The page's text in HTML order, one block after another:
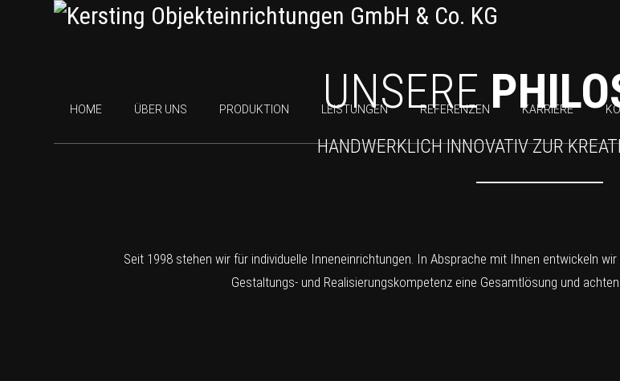
HOME ÜBER UNS PRODUKTION LEISTUNGEN REFERENZEN KARRIERE
UNSERE
HANDWERKLICH INNOVATIV ZUR
Seit 1998 stehen wir für individuelle Inneneinrichtungen. In Absprache mit Ihnen entwickeln
Gestaltungs- und Realisierungskompetenz eine Gesamtlösung und